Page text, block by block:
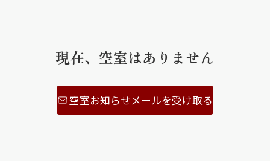
シャーメゾンショップを探す
シャーメゾンライフサポート
自立型サービス付き・シニア向け
現在、空室はありません
空室お知らせメールを受け取る